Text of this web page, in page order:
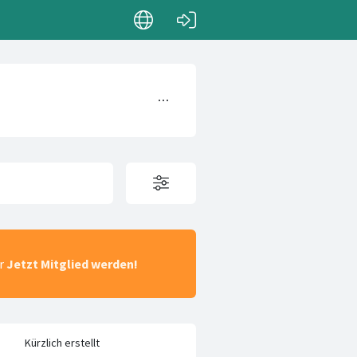
Jetzt Mitglied werden!
Kürzlich erstellt